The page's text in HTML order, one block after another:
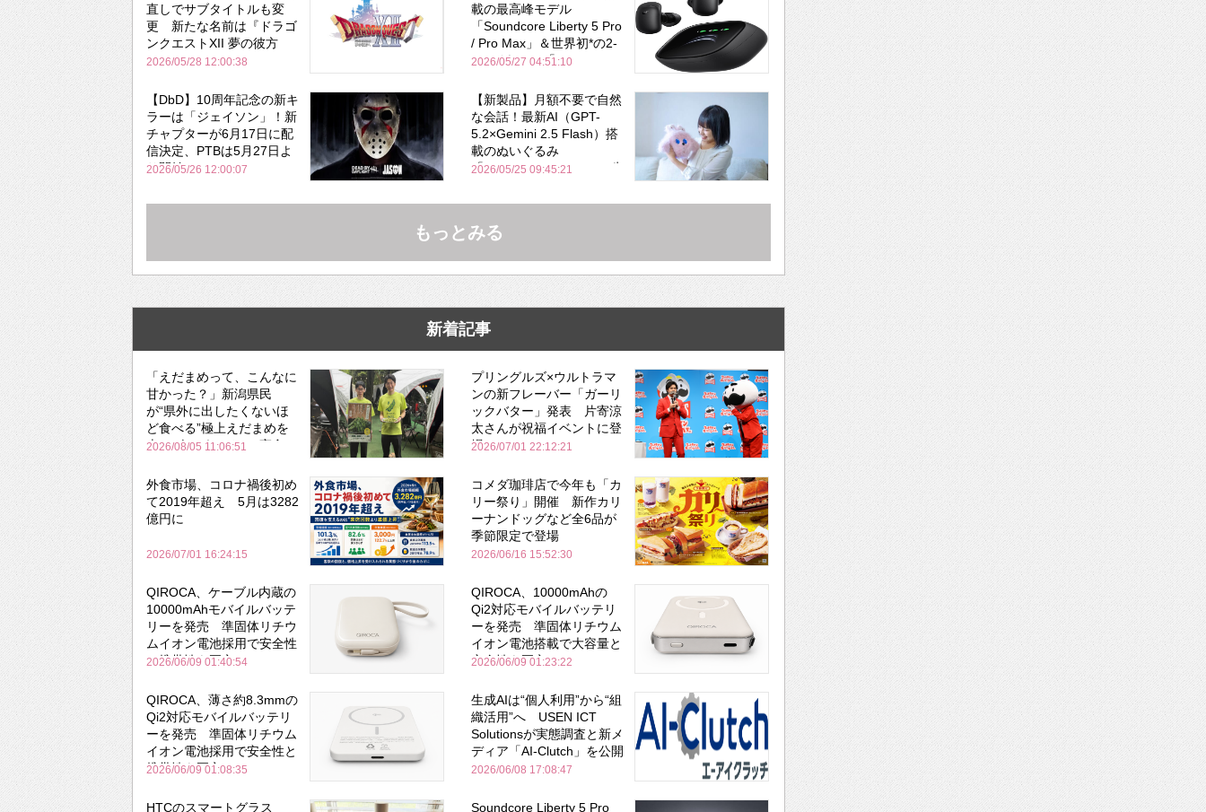
直しでサブタイトルも変
更 新たな名前は『ドラゴ
ンクエストXII 夢の彼方
へ』
2026/05/28 12:00:38
載の最高峰モデル
「Soundcore Liberty 5 Pro
/ Pro Max」＆世界初*の2-
in-1イヤホン「AeroFit 2
2026/05/27 04:51:10
【DbD】10周年記念の新キ
ラーは「ジェイソン」！新
チャプターが6月17日に配
信決定、PTBは5月27日よ
り開始
2026/05/26 12:00:07
【新製品】月額不要で自然
な会話！最新AI（GPT-
5.2×Gemini 2.5 Flash）搭
載のぬいぐるみ
「KOTTI」、Makuakeで先
2026/05/25 09:45:21
もっとみる
新着記事
「えだまめって、こんなに
甘かった？」新潟県民
が“県外に出したくないほ
ど食べる”極上えだまめを
森のビアガーデンで実食
2026/08/05 11:06:51
プリングルズ×ウルトラマ
ンの新フレーバー「ガーリ
ックバター」発表 片寄涼
太さんが祝福イベントに登
場
2026/07/01 22:12:21
外食市場、コロナ禍後初め
て2019年超え 5月は3282
億円に
2026/07/01 16:24:15
コメダ珈琲店で今年も「カ
リー祭り」開催 新作カリ
ーナンドッグなど全6品が
季節限定で登場
2026/06/16 15:52:30
QIROCA、ケーブル内蔵の
10000mAhモバイルバッテ
リーを発売 準固体リチウ
ムイオン電池採用で安全性
と携帯性を両立
2026/06/09 01:40:54
QIROCA、10000mAhの
Qi2対応モバイルバッテリ
ーを発売 準固体リチウム
イオン電池搭載で大容量と
安全性を両立
2026/06/09 01:23:22
QIROCA、薄さ約8.3mmの
Qi2対応モバイルバッテリ
ーを発売 準固体リチウム
イオン電池採用で安全性と
携帯性を両立
2026/06/09 01:08:35
生成AIは“個人利用”から“組
織活用”へ USEN ICT
Solutionsが実態調査と新メ
ディア「AI-Clutch」を公開
2026/06/08 17:08:47
HTCのスマートグラス Soundcore Liberty 5 Pro